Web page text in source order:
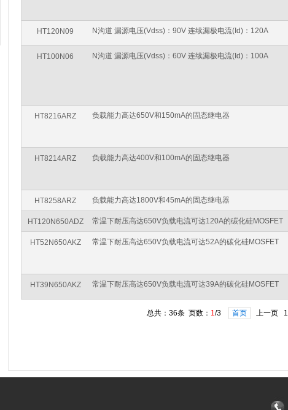
HT120N09 N沟道 漏源电压(Vdss)：90V 连续漏极电流(Id)：120A
HT100N06 N沟道 漏源电压(Vdss)：60V 连续漏极电流(Id)：100A
HT8216ARZ 负载能力高达650V和150mA的固态继电器
HT8214ARZ 负载能力高达400V和100mA的固态继电器
HT8258ARZ 负载能力高达1800V和45mA的固态继电器
HT120N650ADZ 常温下耐压高达650V负载电流可达120A的碳化硅MOSFET
HT52N650AKZ 常温下耐压高达650V负载电流可达52A的碳化硅MOSFET
HT39N650AKZ 常温下耐压高达650V负载电流可达39A的碳化硅MOSFET
总共：36条 页数： 1/3 首页 上一页 1